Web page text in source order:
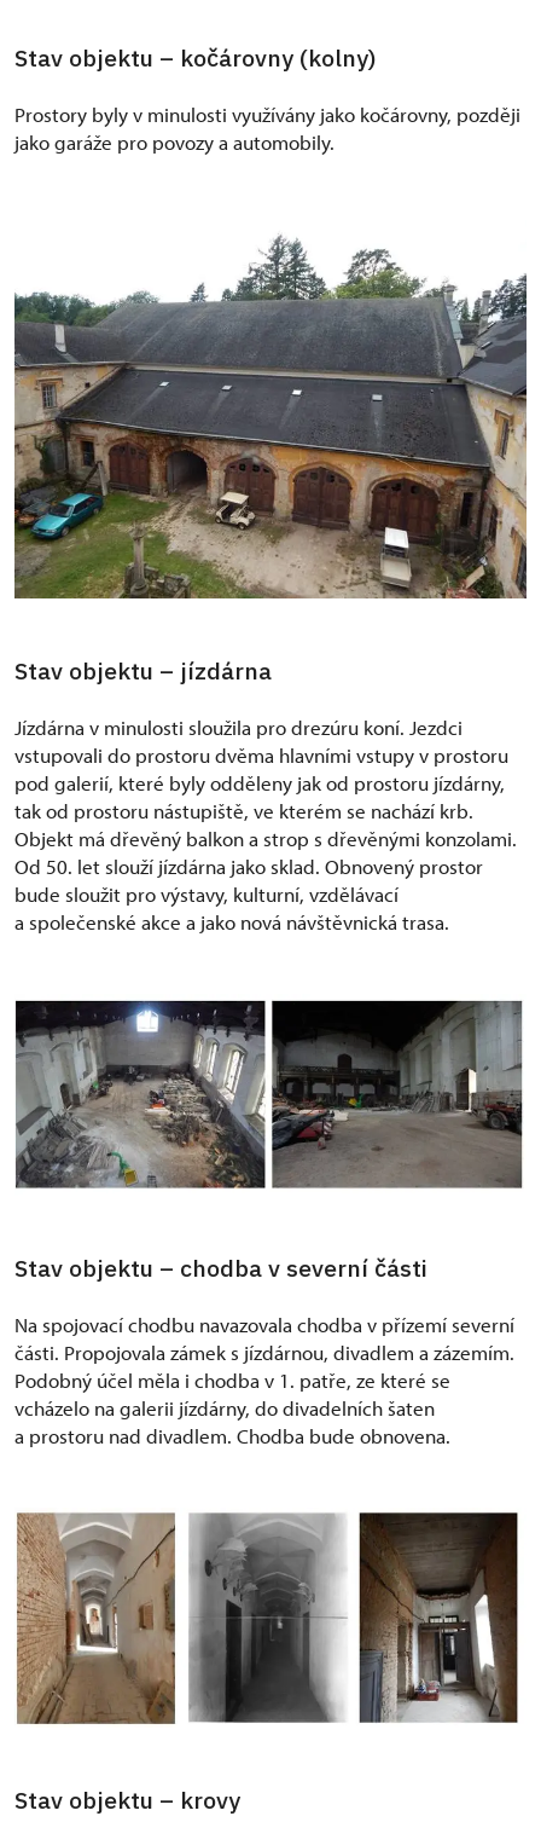
Stav objektu – kočárovny (kolny)
Prostory byly v minulosti využívány jako kočárovny, později
jako garáže pro povozy a automobily.
Stav objektu – jízdárna
Jízdárna v minulosti sloužila pro drezúru koní. Jezdci
vstupovali do prostoru dvěma hlavními vstupy v prostoru
pod galerií, které byly odděleny jak od prostoru jízdárny,
tak od prostoru nástupiště, ve kterém se nachází krb.
Objekt má dřevěný balkon a strop s dřevěnými konzolami.
Od 50. let slouží jízdárna jako sklad. Obnovený prostor
bude sloužit pro výstavy, kulturní, vzdělávací
a společenské akce a jako nová návštěvnická trasa.
Stav objektu – chodba v severní části
Na spojovací chodbu navazovala chodba v přízemí severní
části. Propojovala zámek s jízdárnou, divadlem a zázemím.
Podobný účel měla i chodba v 1. patře, ze které se
vcházelo na galerii jízdárny, do divadelních šaten
a prostoru nad divadlem. Chodba bude obnovena.
Stav objektu – krovy